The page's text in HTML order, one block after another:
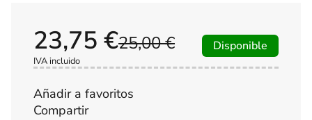
25,00 €
23,75 €
IVA incluido
Disponible
Añadir a favoritos
Compartir